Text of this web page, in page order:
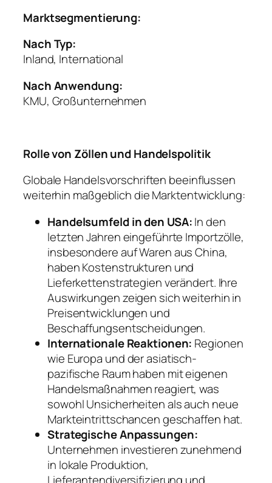
Marktsegmentierung:
Nach Typ:
Inland, International
Nach Anwendung:
KMU, Großunternehmen
Rolle von Zöllen und Handelspolitik
Globale Handelsvorschriften beeinflussen
weiterhin maßgeblich die Marktentwicklung:
Handelsumfeld in den USA:In den
letzten Jahren eingeführte Importzölle,
insbesondere auf Waren aus China,
haben Kostenstrukturen und
Lieferkettenstrategien verändert. Ihre
Auswirkungen zeigen sich weiterhin in
Preisentwicklungen und
Beschaffungsentscheidungen.
Internationale Reaktionen: Regionen
wie Europa und der asiatisch-
pazifische Raum haben mit eigenen
Handelsmaßnahmen reagiert, was
sowohl Unsicherheiten als auch neue
Markteintrittschancen geschaffen hat.
Strategische Anpassungen:
Unternehmen investieren zunehmend
in lokale Produktion,